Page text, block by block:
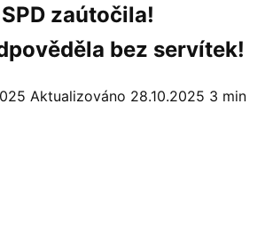
zaútočila!
bez servítek!
Aktualizováno 28.10.2025 3 min